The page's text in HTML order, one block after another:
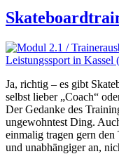
Ja, richtig – es gibt
selbst lieber „Coach“
Der Gedanke des
ungewohntest Ding.
einmalig tragen gern
und unabhängiger an,